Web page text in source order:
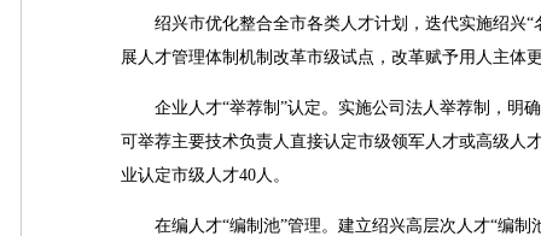
绍兴市优化整合全市各类人才计划，迭代实施绍兴“
展人才管理体制机制改革市级试点，改革赋予用人主体
企业人才“举荐制”认定。实施公司法人举荐制，明确
可举荐主要技术负责人直接认定市级领军人才或高级人
业认定市级人才40人。
在编人才“编制池”管理。建立绍兴高层次人才“编制